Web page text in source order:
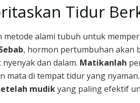
Tidur
metode alami tubuh untuk
, hormon pertumbuhan akan
dan dalam. Matikanlah
mata di tempat tidur yang nyaman.
mudikyang paling efektif